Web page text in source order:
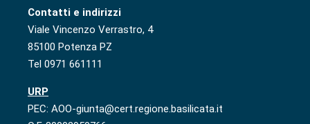
Contatti e indirizzi
Viale Vincenzo Verrastro, 4
85100 Potenza PZ
Tel 0971 661111
URP
PEC: AOO-giunta@cert.regione.basilicata.it